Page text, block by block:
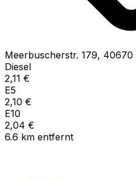
Meerbuscherstr. 179, 40670
Diesel
2,11 €
E5
2,10 €
E10
2,04 €
6.6 km entfernt